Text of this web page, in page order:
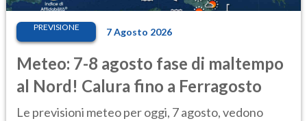
PREVISIONE 7 Agosto 2026
Meteo: 7-8 agosto fase di maltempo
al Nord! Calura fino a Ferragosto
Le previsioni meteo per oggi, 7 agosto, vedono